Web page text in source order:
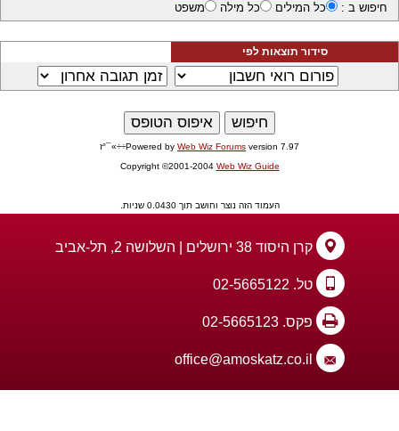
חיפוש ב : כל המילים כל מילה משפט
סידור תוצאות לפי
Powered by Web Wiz Forums version 7.97÷÷»¯°ז
Copyright ©2001-2004 Web Wiz Guide
העמוד הזה נוצר וחושב תוך 0.0430 שניות.
קרן היסוד 38 ירושלים | השלושה 2, תל-אביב
טל. 02-5665122
פקס. 02-5665123
office@amoskatz.co.il